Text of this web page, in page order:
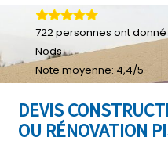
DEVIS
OU RÉNOVATION
722personnes ont
Nods
Note moyenne: 4,4/5